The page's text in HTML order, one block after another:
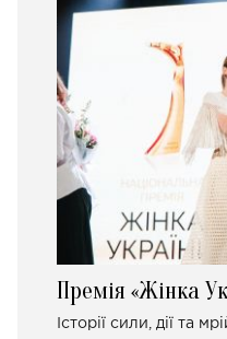
Премія «Жінка
Історії сили, дії та